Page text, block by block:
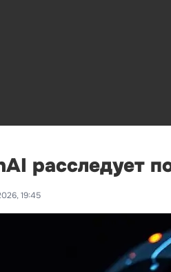
расследует
19:45